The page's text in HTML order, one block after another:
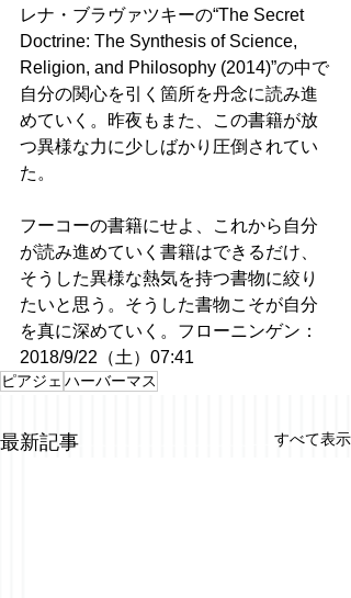
レナ・ブラヴァツキーの“The Secret
Doctrine: The Synthesis of Science,
Religion, and Philosophy (2014)”の中で
自分の関心を引く箇所を丹念に読み進
めていく。昨夜もまた、この書籍が放
つ異様な力に少しばかり圧倒されてい
た。
フーコーの書籍にせよ、これから自分
が読み進めていく書籍はできるだけ、
そうした異様な熱気を持つ書物に絞り
たいと思う。そうした書物こそが自分
を真に深めていく。フローニンゲン：
2018/9/22（土）07:41
ピアジェ ハーバーマス
最新記事 すべて表示